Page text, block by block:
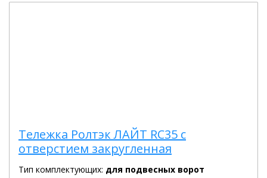
Тележка Ролтэк ЛАЙТ RC35 с
отверстием закругленная
Тип комплектующих: для подвесных ворот